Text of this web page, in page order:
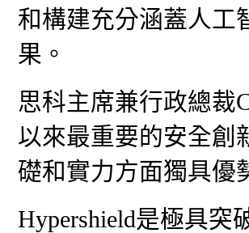
和構建充分涵蓋人工
果。
思科主席兼行政總裁
以來最重要的安全創
礎和實力方面獨具優
Hypershield是極具